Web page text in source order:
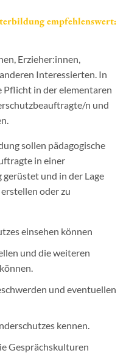
empfehlenswert:
Erzieher:innen,
Interessierten. In
Pflicht in der elementaren
n und
sollen pädagogische
in einer
und in der Lage
oder zu
einsehen können
und die weiteren
und eventuellen
kennen.
Gesprächskulturen